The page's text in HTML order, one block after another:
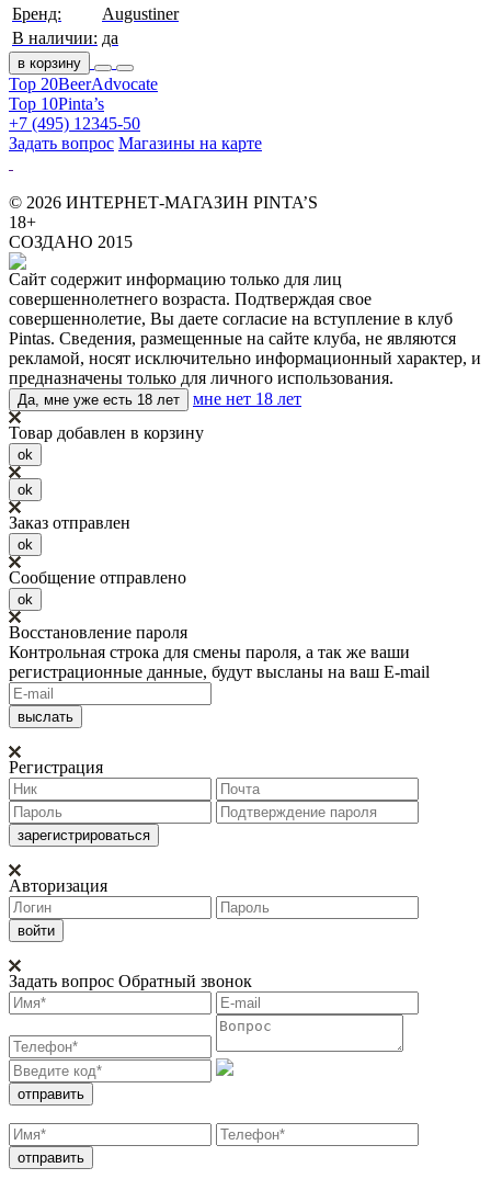
Бренд:
Augustiner
В наличии: да
в корзину
Top 20BeerAdvocate
Top 10Pinta’s
+7 (495) 12345-50
Задать вопрос Магазины на карте
© 2026 ИНТЕРНЕТ-МАГАЗИН PINTA’S
18+
СОЗДАНО 2015
Сайт содержит информацию только для лиц
совершеннолетнего возраста. Подтверждая свое
совершеннолетие, Вы даете согласие на вступление в клуб
Pintas. Сведения, размещенные на сайте клуба, не являются
рекламой, носят исключительно информационный характер, и
предназначены только для личного использования.
Да, мне уже есть 18 лет
мне нет 18 лет
Товар добавлен в корзину
ok
ok
Заказ отправлен
ok
Сообщение отправлено
ok
Восстановление пароля
Контрольная строка для смены пароля, а так же ваши
регистрационные данные, будут высланы на ваш E-mail
Регистрация
Авторизация
Задать вопрос Обратный звонок